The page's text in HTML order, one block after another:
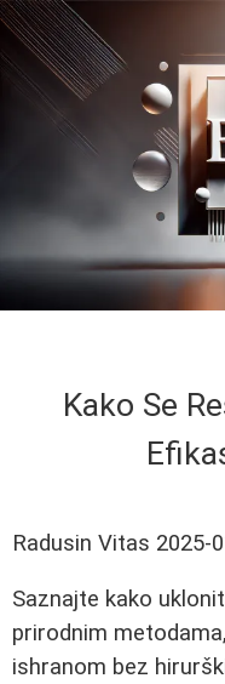
Kako Se
Radusin Vitas 2025-
Saznajte kako
prirodnim
ishranom bez